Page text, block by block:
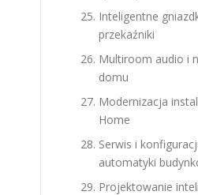
Inteligentne
przekaźniki
Multiroom audio i
domu
Modernizacja
Home
Serwis i
automatyki
Projektowanie